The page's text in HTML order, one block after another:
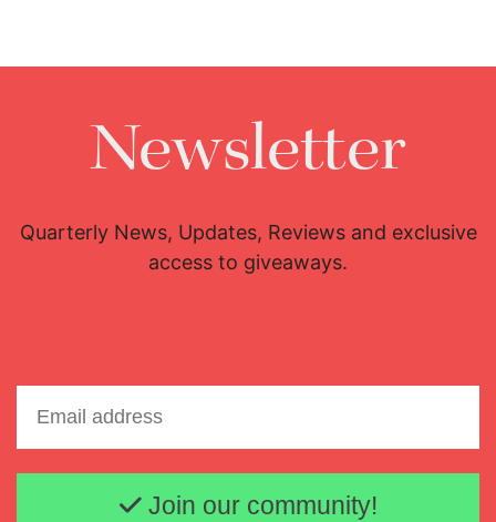
Newsletter
Quarterly News, Updates, Reviews and exclusive
access to giveaways.
Email address
Join our community!